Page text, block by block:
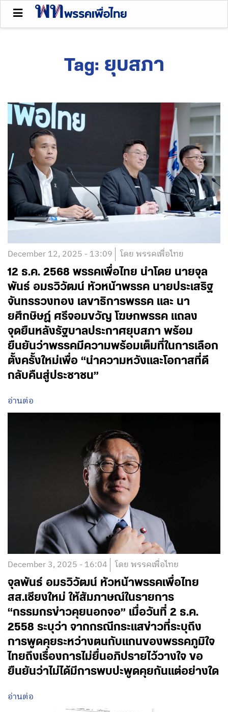
Tag: ยุบสภา
December 12, 2025 - 13:09 โดย พรรคเพื่อไทย
12 ธ.ค. 2568 พรรคเพื่อไทย นำโดย นายจุล
พันธ์ อมรวิวัฒน์ หัวหน้าพรรค นายประเสริฐ
จันทรรวงทอง เลขาธิการพรรค และ นา
ยศึกษิษฏ์ ศรีจอมขวัญ โฆษกพรรค แถลง
จุดยืนหลังรัฐบาลประกาศยุบสภา พร้อม
ยืนยันว่าพรรคมีความพร้อมเต็มที่ในการเลือก
ตั้งครั้งใหม่เพื่อ “นำความหวังและโอกาสที่ดี
กลับคืนสู่ประชาชน”
อ่านต่อ
December 3, 2025 - 16:04 โดย พรรคเพื่อไทย
จุลพันธ์ อมรวิวัฒน์ หัวหน้าพรรคเพื่อไทย
สส.เชียงใหม่ ให้สัมภาษณ์ในรายการ
“กรรมกรข่าวคุยนอกจอ” เมื่อวันที่ 2 ธ.ค.
2558 ระบุว่า จากกรณีกระแสข่าวที่ระบุถึง
การพูดคุยระหว่างตนกับแกนของพรรคภูมิใจ
ไทยถึงเรื่องการไม่ยื่นอภิปรายไว้วางใจ ขอ
ยืนยันว่าไม่ได้มีการพบปะพูดคุยกันแต่อย่างใด
อ่านต่อ